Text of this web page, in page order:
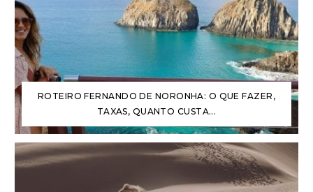
ROTEIRO FERNANDO DE NORONHA: O QUE FAZER,
TAXAS, QUANTO CUSTA...